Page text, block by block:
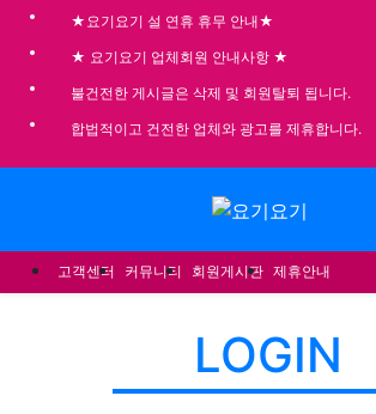
★요기요기 설 연휴 휴무 안내★
★ 요기요기 업체회원 안내사항 ★
불건전한 게시글은 삭제 및 회원탈퇴 됩니다.
합법적이고 건전한 업체와 광고를 제휴합니다.
고객센터 커뮤니티 회원게시판 제휴안내
LOGIN